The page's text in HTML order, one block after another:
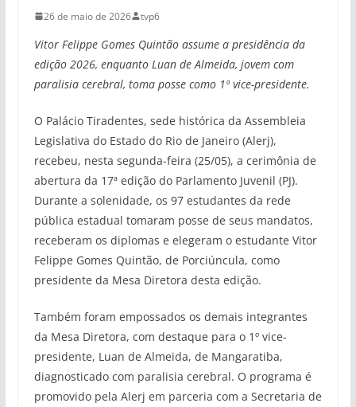
26 de maio de 2026 tvp6
Vitor Felippe Gomes Quintão assume a presidência da
edição 2026, enquanto Luan de Almeida, jovem com
paralisia cerebral, toma posse como 1º vice-presidente.
O Palácio Tiradentes, sede histórica da Assembleia
Legislativa do Estado do Rio de Janeiro (Alerj),
recebeu, nesta segunda-feira (25/05), a cerimônia de
abertura da 17ª edição do Parlamento Juvenil (PJ).
Durante a solenidade, os 97 estudantes da rede
pública estadual tomaram posse de seus mandatos,
receberam os diplomas e elegeram o estudante Vitor
Felippe Gomes Quintão, de Porciúncula, como
presidente da Mesa Diretora desta edição.
Também foram empossados os demais integrantes
da Mesa Diretora, com destaque para o 1º vice-
presidente, Luan de Almeida, de Mangaratiba,
diagnosticado com paralisia cerebral. O programa é
promovido pela Alerj em parceria com a Secretaria de